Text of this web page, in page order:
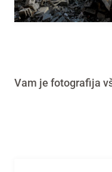
Vam je fotografija